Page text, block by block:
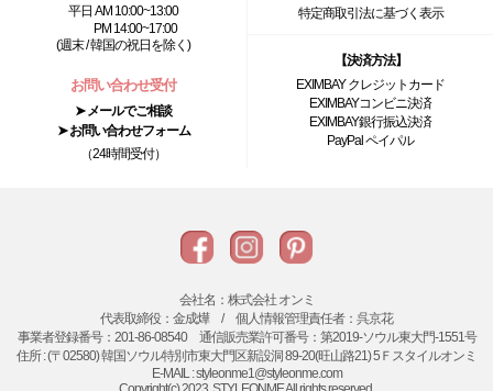
平日 AM 10:00~13:00
PM 14:00~17:00
(週末 / 韓国の祝日を除く)
お問い合わせ受付
➤ メールでご相談
➤ お問い合わせフォーム
（24時間受付）
特定商取引法に基づく表示
【決済方法】
EXIMBAY クレジットカード
EXIMBAYコンビニ決済
EXIMBAY銀行振込決済
PayPal ペイパル
会社名：株式会社 オンミ
代表取締役：金成燁 / 個人情報管理責任者：呉京花
事業者登録番号：201-86-08540 通信販売業許可番号：第2019-ソウル東大門-1551号
住所 : (〒02580) 韓国ソウル特別市東大門区新設洞 89-20(旺山路21) 5Ｆスタイルオンミ
E-MAIL : styleonme1@styleonme.com